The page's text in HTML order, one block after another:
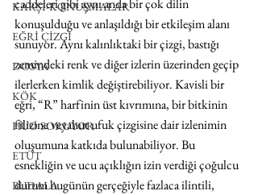
KARŞI-KONUŞMALAR
EĞRİ ÇİZGİ
DOSYA
KÖK
HUO SORUYOR
ETÜT
BUDALA
caddeleri gibi aynı anda bir çok dilin
konuşulduğu ve anlaşıldığı bir etkileşim alanı
sunuyor. Aynı kalınlıktaki bir çizgi, bastığı
zemindeki renk ve diğer izlerin üzerinden geçip
ilerlerken kimlik değiştirebiliyor. Kavisli bir
eğri, “R” harfinin üst kıvrımına, bir bitkinin
filizine veyahut ufuk çizgisine dair izlenimin
oluşumuna katkıda bulunabiliyor. Bu
esnekliğin ve ucu açıklığın izin verdiği çoğulcu
durum bugünün gerçeğiyle fazlaca ilintili,